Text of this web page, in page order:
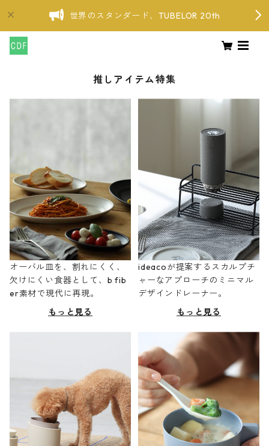
世界のスタンダード、TUBELOR 20th
推しアイテム特集
オーバル皿を、割れにくく、
欠けにくい食器として、b fib
er素材で現代に再現。
もっと見る
ideacoが提案するスカルプチ
ャーなアプローチのミニマル
デザインドレーナー。
もっと見る